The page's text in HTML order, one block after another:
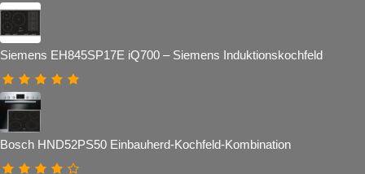
Siemens EH845SP17E iQ700 – Siemens Induktionskochfeld
Bosch HND52PS50 Einbauherd-Kochfeld-Kombination